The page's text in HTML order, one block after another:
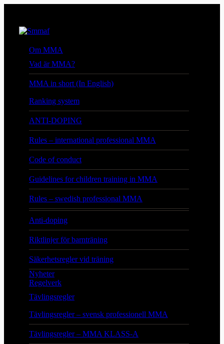
Om MMA
Vad är MMA?
MMA in short (In English)
Ranking system
ANTI-DOPING
Rules – international professional MMA
Code of conduct
Guidelines for children training in MMA
Rules – swedish professional MMA
Anti-doping
Riktlinjer för barnträning
Säkerhetsregler vid träning
Nyheter
Regelverk
Tävlingsregler
Tävlingsregler – svensk professionell MMA
Tävlingsregler – MMA KLASS-A